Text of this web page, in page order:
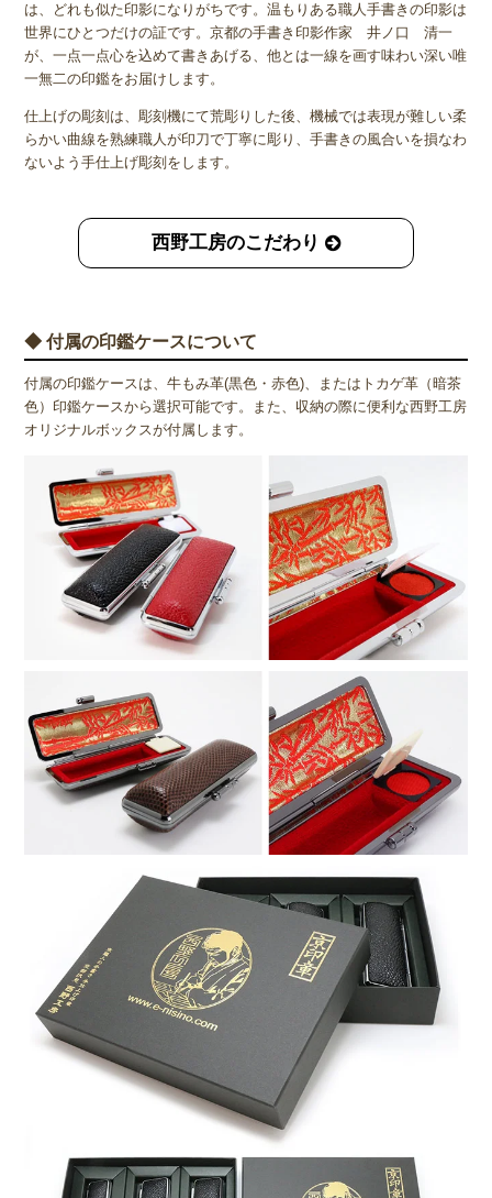
は、どれも似た印影になりがちです。温もりある職人手書きの印影は
世界にひとつだけの証です。京都の手書き印影作家 井ノ口 清一
が、一点一点心を込めて書きあげる、他とは一線を画す味わい深い唯
一無二の印鑑をお届けします。
仕上げの彫刻は、彫刻機にて荒彫りした後、機械では表現が難しい柔
らかい曲線を熟練職人が印刀で丁寧に彫り、手書きの風合いを損なわ
ないよう手仕上げ彫刻をします。
西野工房のこだわり
◆ 付属の印鑑ケースについて
付属の印鑑ケースは、牛もみ革(黒色・赤色)、またはトカゲ革（暗茶
色）印鑑ケースから選択可能です。また、収納の際に便利な西野工房
オリジナルボックスが付属します。